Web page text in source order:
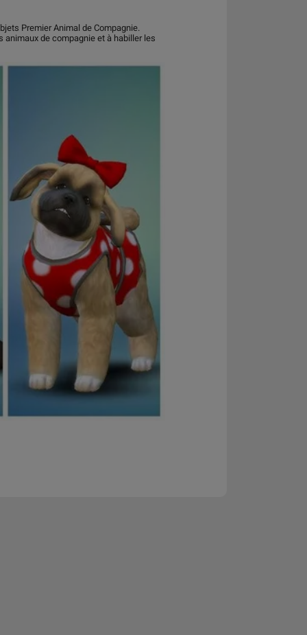
Premier Animal de Compagnie.
de compagnie et à habiller les